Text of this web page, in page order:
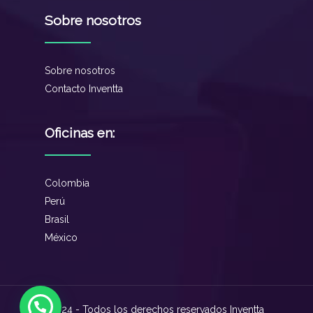
Sobre nosotros
Sobre nosotros
Contacto Inventta
Oficinas en:
Colombia
Perú
Brasil
México
2024 - Todos los derechos reservados Inventta